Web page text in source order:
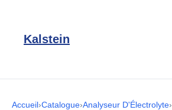
Kalstein
Accueil›Catalogue›Analyseur D'Électrolyte›